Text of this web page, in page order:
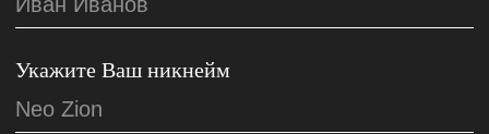
Политика обработки персональных данных